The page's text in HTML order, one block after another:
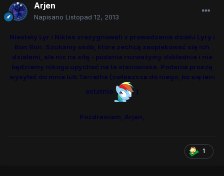
Arjen
Napisano Listopad 12, 2013
Niestety Lyr i Niklas zrezygnowali z prowadzenia działu Lyry i
Bon Bon. Szukamy osób, które zechcą zaopiekować się ich
działami, ale nic na siłę - podania rozważymy dokładnie i nie
będziemy nikogo upychać na te stanowiska. Podania proszę
wysyłać do mnie lub Tarretha (zwłaszcza do niego, bo się leni
ostatnio
)
Pozdrawiam, Arjen,
1